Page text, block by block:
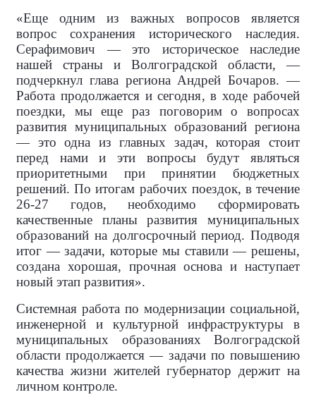
«Еще одним из важных вопросов является
вопрос сохранения исторического наследия.
Серафимович — это историческое наследие
нашей страны и Волгоградской области, —
подчеркнул глава региона Андрей Бочаров. —
Работа продолжается и сегодня, в ходе рабочей
поездки, мы еще раз поговорим о вопросах
развития муниципальных образований региона
— это одна из главных задач, которая стоит
перед нами и эти вопросы будут являться
приоритетными при принятии бюджетных
решений. По итогам рабочих поездок, в течение
26-27 годов, необходимо сформировать
качественные планы развития муниципальных
образований на долгосрочный период. Подводя
итог — задачи, которые мы ставили — решены,
создана хорошая, прочная основа и наступает
новый этап развития».
Системная работа по модернизации социальной,
инженерной и культурной инфраструктуры в
муниципальных образованиях Волгоградской
области продолжается — задачи по повышению
качества жизни жителей губернатор держит на
личном контроле.